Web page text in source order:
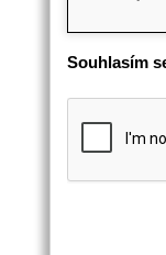
Souhlasím